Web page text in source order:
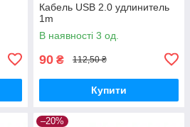
Кабель USB 2.0 удлинитель
1m
В наявності 3 од.
90 ₴ 112,50 ₴
Купити
–20%